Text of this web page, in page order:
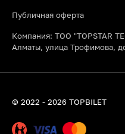
Публичная оферта
Компания: ТОО "TOPSTAR
Алматы, улица Трофимова,
© 2022 - 2026 TOPBILET